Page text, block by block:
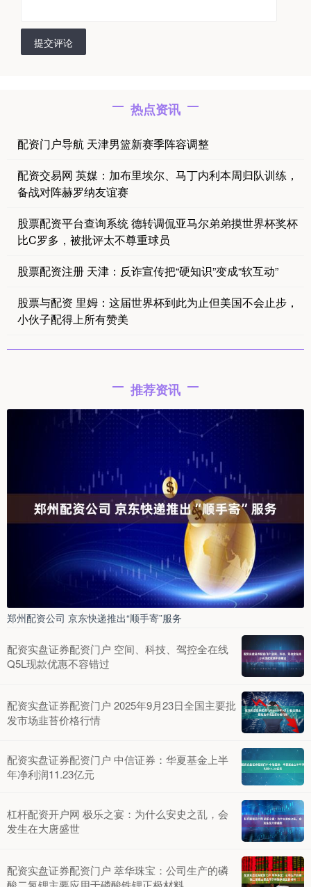
提交评论
热点资讯
配资门户导航 天津男篮新赛季阵容调整
配资交易网 英媒：加布里埃尔、马丁内利本周归队训练，
备战对阵赫罗纳友谊赛
股票配资平台查询系统 德转调侃亚马尔弟弟摸世界杯奖杯
比C罗多，被批评太不尊重球员
股票配资注册 天津：反诈宣传把“硬知识”变成“软互动”
股票与配资 里姆：这届世界杯到此为止但美国不会止步，
小伙子配得上所有赞美
推荐资讯
郑州配资公司 京东快递推出“顺手寄”服务
配资实盘证券配资门户 空间、科技、驾控全在线
Q5L现款优惠不容错过
配资实盘证券配资门户 2025年9月23日全国主要批
发市场韭苔价格行情
配资实盘证券配资门户 中信证券：华夏基金上半
年净利润11.23亿元
杠杆配资开户网 极乐之宴：为什么安史之乱，会
发生在大唐盛世
配资实盘证券配资门户 萃华珠宝：公司生产的磷